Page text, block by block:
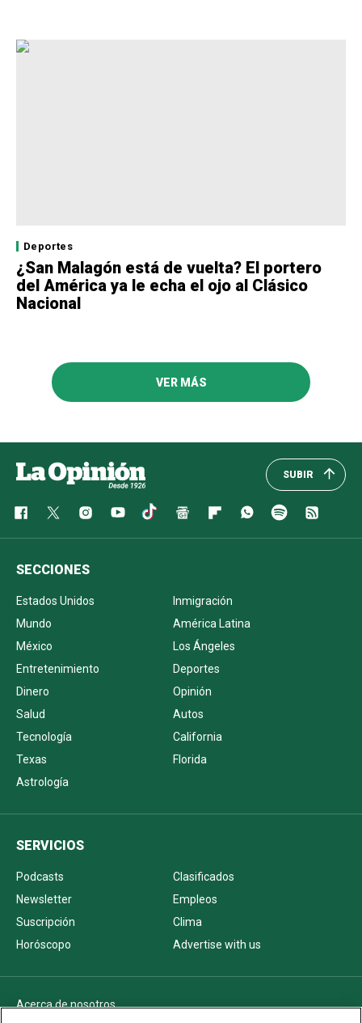
Deportes
¿San Malagón está de vuelta? El portero
del América ya le echa el ojo al Clásico
Nacional
VER MÁS
SUBIR
SECCIONES
Estados Unidos
Inmigración
Mundo
América Latina
México
Los Ángeles
Entretenimiento
Deportes
Dinero
Opinión
Salud
Autos
Tecnología
California
Texas
Florida
Astrología
SERVICIOS
Podcasts
Clasificados
Newsletter
Empleos
Suscripción
Clima
Horóscopo
Advertise with us
Acerca de nosotros